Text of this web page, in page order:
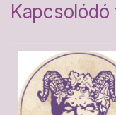
Kapcsolódó